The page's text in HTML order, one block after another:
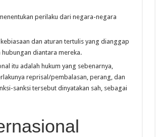
perilaku dari negara-negara
dan aturan tertulis yang dianggap
diantara mereka.
itu adalah hukum yang sebenarnya,
reprisal/pembalasan, perang, dan
sanksi tersebut dinyatakan sah, sebagai